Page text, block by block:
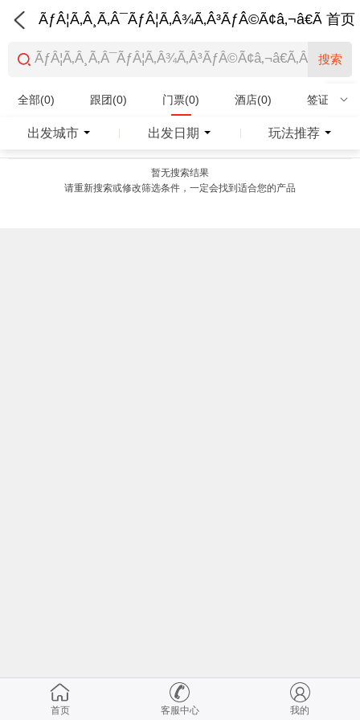
首页
搜索
全部(0) 跟团(0) 门票(0) 酒店(0) 签证(0)
特产商品(0)
出发城市 出发日期 玩法推荐
暂无搜索结果
请重新搜索或修改筛选条件，一定会找到适合您的产品
首页 客服中心 我的